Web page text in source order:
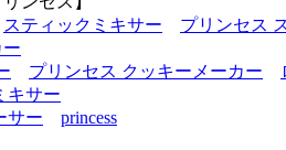
スティックミキサー
プリンセス
プリンセス クッキーメーカー
キサー
サー
princess